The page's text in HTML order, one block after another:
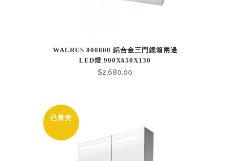
WALRUS 800808 鋁合金三門鏡箱兩邊
LED燈 900X650X130
$2,680.00
已售完